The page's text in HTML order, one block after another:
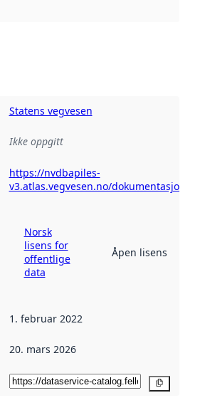
Statens vegvesen
Ikke oppgitt
https://nvdbapiles-
v3.atlas.vegvesen.no/dokumentasjon/
Norsk
lisens for
offentlige
data
Åpen lisens
1. februar 2022
20. mars 2026